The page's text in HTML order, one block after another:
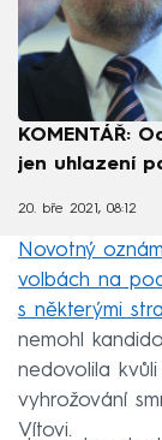
KOMENTÁŘ:
jen uhlazení
20. bře 2021, 08:12
Novotný
volbách na
s některými
nemohl
nedovolila
vyhrožování
Vítovi.